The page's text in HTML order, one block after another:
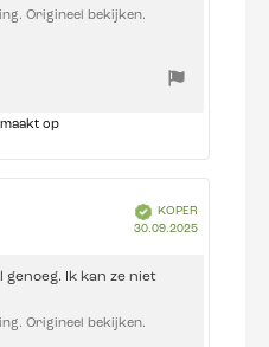
Origineel bekijken.
op
Geverifieerd
KOPER
30.09.2025
genoeg. Ik kan ze niet
Origineel bekijken.